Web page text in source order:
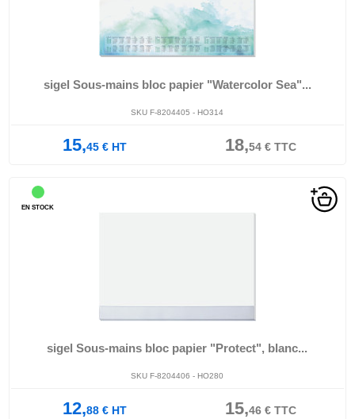
sigel Sous-mains bloc papier "Watercolor Sea"...
SKU F-8204405 - HO314
15,45€HT 18,54€TTC
sigel Sous-mains bloc papier "Protect", blanc...
SKU F-8204406 - HO280
12,88€HT 15,46€TTC
EN STOCK